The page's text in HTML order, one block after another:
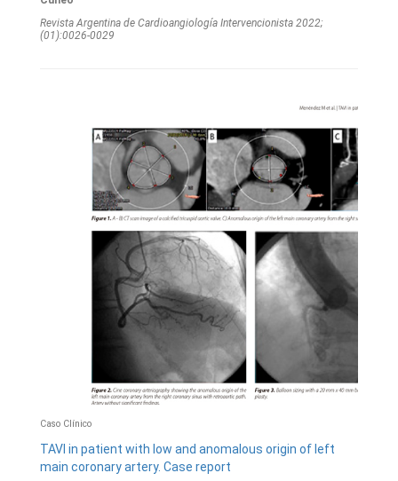
Revista Argentina de Cardioangiologí­a Intervencionista 2022;
(01):0026-0029
Caso Clínico
TAVI in patient with low and anomalous origin of left
main coronary artery. Case report